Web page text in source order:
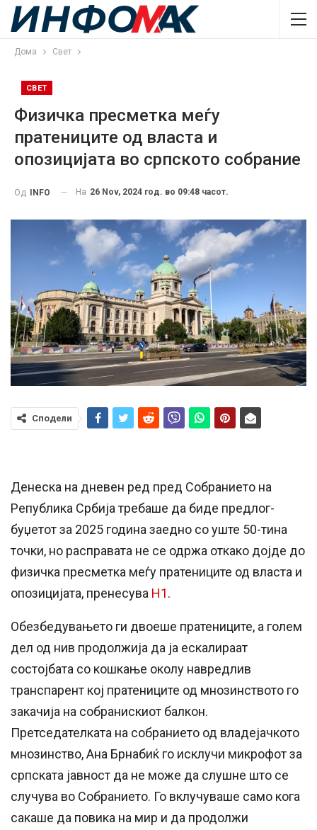
Дома Свет
СВЕТ
Физичка пресметка меѓу
пратениците од власта и
опозицијата во српското собрание
Од INFO На 26 Nov, 2024 год. во 09:48 часот.
Сподели
Денеска на дневен ред пред Собранието на
Република Србија требаше да биде предлог-
буџетот за 2025 година заедно со уште 50-тина
точки, но расправата не се одржа откако дојде до
физичка пресметка меѓу пратениците од власта и
опозицијата, пренесува Н1.
Обезбедувањето ги двоеше пратениците, а голем
дел од нив продолжија да ја ескалираат
состојбата со кошкање околу навредлив
транспарент кој пратениците од мнозинството го
закачија на собранискиот балкон.
Претседателката на собранието од владејачкото
мнозинство, Ана Брнабиќ го исклучи микрофот за
српската јавност да не може да слушне што се
случува во Собранието. Го вклучуваше само кога
сакаше да повика на мир и да продолжи